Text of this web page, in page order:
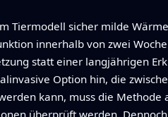
Tiermodell sicher milde
innerhalb von zwei
statt einer langjährigen
Option hin, die
kann, muss die Methode
überprüft werden.